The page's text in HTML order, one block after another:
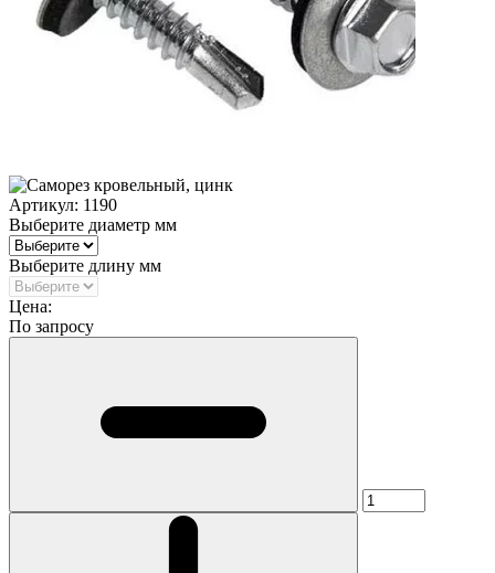
Артикул: 1190
Выберите диаметр мм
Выберите длину мм
Цена:
По запросу